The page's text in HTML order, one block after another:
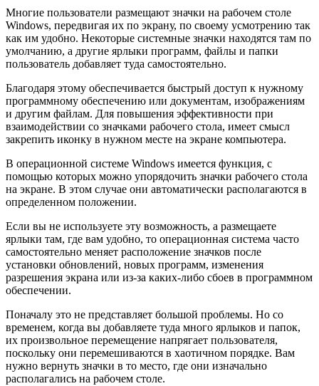
Многие пользователи размещают значки на рабочем столе
Windows, передвигая их по экрану, по своему усмотрению так
как им удобно. Некоторые системные значки находятся там по
умолчанию, а другие ярлыки программ, файлы и папки
пользователь добавляет туда самостоятельно.
Благодаря этому обеспечивается быстрый доступ к нужному
программному обеспечению или документам, изображениям
и другим файлам. Для повышения эффективности при
взаимодействии со значками рабочего стола, имеет смысл
закрепить иконку в нужном месте на экране компьютера.
В операционной системе Windows имеется функция, с
помощью которых можно упорядочить значки рабочего стола
на экране. В этом случае они автоматически располагаются в
определенном положении.
Если вы не используете эту возможность, а размещаете
ярлыки там, где вам удобно, то операционная система часто
самостоятельно меняет расположение значков после
установки обновлений, новых программ, изменения
разрешения экрана или из-за каких-либо сбоев в программном
обеспечении.
Поначалу это не представляет большой проблемы. Но со
временем, когда вы добавляете туда много ярлыков и папок,
их произвольное перемещение напрягает пользователя,
поскольку они перемешиваются в хаотичном порядке. Вам
нужно вернуть значки в то место, где они изначально
располагались на рабочем столе.